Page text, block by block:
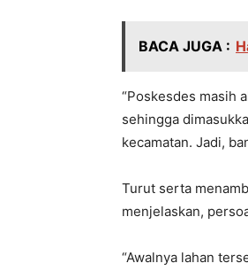
BACA JUGA :
“Poskesdes masih
sehingga
kecamatan. Jadi,
Turut serta
menjelaskan,
“Awalnya lahan